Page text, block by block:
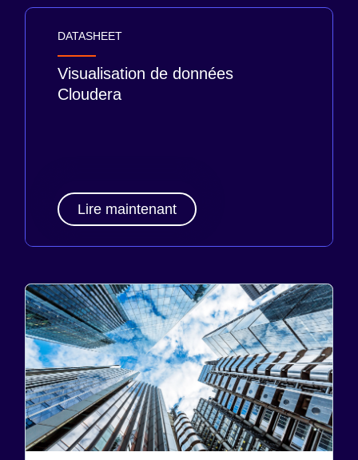
DATASHEET
Visualisation de données
Cloudera
Lire maintenant